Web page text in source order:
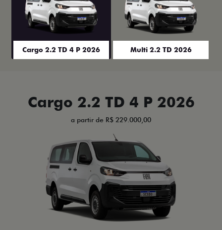
Cargo 2.2 TD 4 P 2026 Multi 2.2 TD 2026
Cargo 2.2 TD 4 P 2026
a partir de R$ 229.000,00